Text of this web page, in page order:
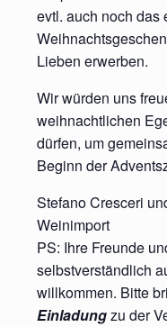
evtl. auch noch das
Lieben erwerben.
Wir würden uns
weihnachtlichen
dürfen, um
Beginn der
Stefano Cresceri
Weinimport
PS: Ihre Freunde
selbstverständlich
willkommen. Bitte
Einladungzu der